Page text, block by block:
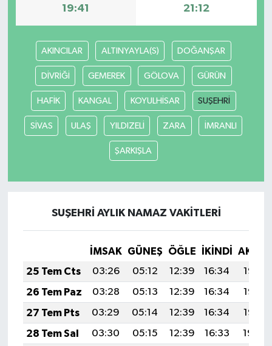
19:41 21:12
AKINCILAR ALTINYAYLA(S) DOĞANŞAR
DİVRİĞİ GEMEREK GÖLOVA GÜRÜN
HAFİK KANGAL KOYULHİSAR SUŞEHRİ
SİVAS ULAŞ YILDIZELİ ZARA İMRANLI
ŞARKIŞLA
SUŞEHRİ AYLIK NAMAZ VAKITLERI
İMSAK GÜNEŞ ÖĞLE İKINDI
25 Tem Cts
03:26 05:12 12:39 16:34
19:56
26 Tem Paz
03:28 05:13 12:39 16:34
19:56
27 Tem Pts
03:29 05:14 12:39 16:34
19:55
28 Tem Sal
03:30 05:15 12:39 16:33
19:54